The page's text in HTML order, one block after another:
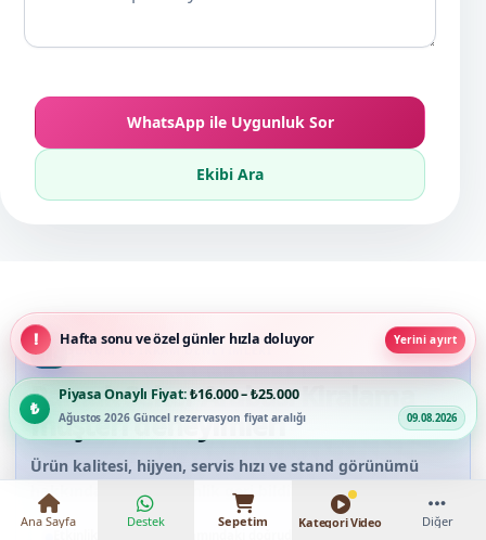
WhatsApp ile Uygunluk Sor
Ekibi Ara
SUNUM VE IKRAM DENEYIMLERI
Pamuk Şeker Arabası Kiralama
müşteri deneyimleri
Ürün kalitesi, hijyen, servis hızı ve stand görünümü
hakkında gerçek etkinlik geri bildirimlerini okuyun.
Piyasa Onaylı Fiyat:₺16.000 – ₺25.000
Ağustos 2026 Güncel rezervasyon fiyat aralığı 09.08.2026
Hafta sonu ve özel günler hızla doluyor Yerini ayırt
Ana Sayfa Destek Sepetim Kategori Video Diğer